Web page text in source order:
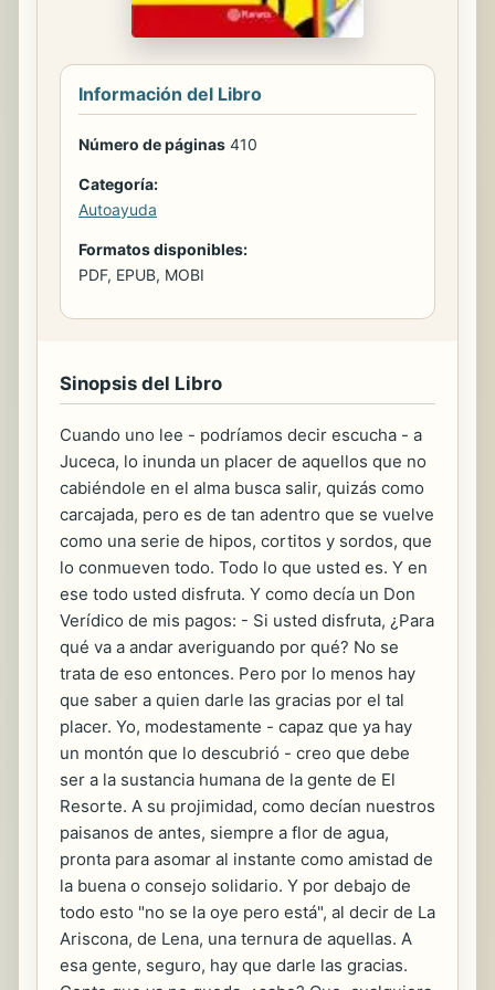
Información del Libro
Número de páginas 410
Categoría:
Autoayuda
Formatos disponibles:
PDF, EPUB, MOBI
Sinopsis del Libro
Cuando uno lee - podríamos decir escucha - a
Juceca, lo inunda un placer de aquellos que no
cabiéndole en el alma busca salir, quizás como
carcajada, pero es de tan adentro que se vuelve
como una serie de hipos, cortitos y sordos, que
lo conmueven todo. Todo lo que usted es. Y en
ese todo usted disfruta. Y como decía un Don
Verídico de mis pagos: - Si usted disfruta, ¿Para
qué va a andar averiguando por qué? No se
trata de eso entonces. Pero por lo menos hay
que saber a quien darle las gracias por el tal
placer. Yo, modestamente - capaz que ya hay
un montón que lo descubrió - creo que debe
ser a la sustancia humana de la gente de El
Resorte. A su projimidad, como decían nuestros
paisanos de antes, siempre a flor de agua,
pronta para asomar al instante como amistad de
la buena o consejo solidario. Y por debajo de
todo esto "no se la oye pero está", al decir de La
Ariscona, de Lena, una ternura de aquellas. A
esa gente, seguro, hay que darle las gracias.